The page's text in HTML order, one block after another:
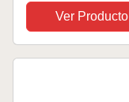
LargaVer Producto